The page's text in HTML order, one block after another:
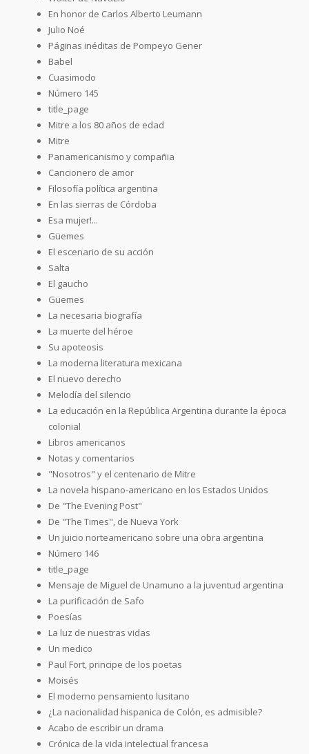
En honor de Carlos Alberto Leumann
Julio Noé
Páginas inéditas de Pompeyo Gener
Babel
Cuasimodo
Número 145
title_page
Mitre a los 80 años de edad
Mitre
Panamericanismo y compañia
Cancionero de amor
Filosofía política argentina
En las sierras de Córdoba
Esa mujer!...
Güemes
El escenario de su acción
Salta
El gaucho
Güemes
La necesaria biografía
La muerte del héroe
Su apoteosis
La moderna literatura mexicana
El nuevo derecho
Melodía del silencio
La educación en la República Argentina durante la época
colonial
Libros americanos
Notas y comentarios
"Nosotros" y el centenario de Mitre
La novela hispano-americano en los Estados Unidos
De "The Evening Post"
De "The Times", de Nueva York
Un juicio norteamericano sobre una obra argentina
Número 146
title_page
Mensaje de Miguel de Unamuno a la juventud argentina
La purificación de Safo
Poesías
La luz de nuestras vidas
Un medico
Paul Fort, principe de los poetas
Moisés
El moderno pensamiento lusitano
¿La nacionalidad hispanica de Colón, es admisible?
Acabo de escribir un drama
Crónica de la vida intelectual francesa